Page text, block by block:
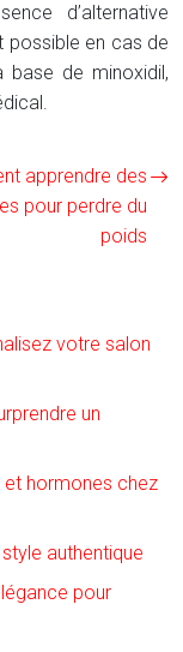
d’alternative
possible en cas de
de minoxidil,
apprendre des
pour perdre du
poids
votre salon
un
hormones chez
authentique
pour